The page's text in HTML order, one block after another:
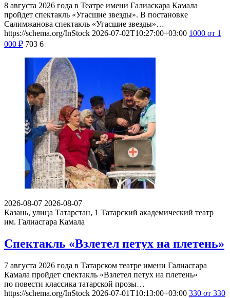
8 августа 2026 года в Театре имени Галиаскара Камала
пройдет спектакль «Угасшие звезды». В постановке
Салимжанова спектакль «Угасшие звезды»…
https://schema.org/InStock 2026-07-02T10:27:00+03:00 1000 от 1
000 ₽ 703 6
2026-08-07 2026-08-07
Казань, улица Татарстан, 1 Татарский академический театр
им. Галиасгара Камала
Спектакль «Взлетел петух на плетень»
7 августа 2026 года в Татарском театре имени Галиасгара
Камала пройдет спектакль «Взлетел петух на плетень»
по повести классика татарской прозы…
https://schema.org/InStock 2026-07-01T10:13:00+03:00 330 от 330